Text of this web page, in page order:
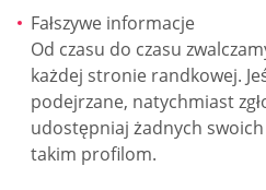
Fałszywe informacje
Od czasu do czasu
każdej stronie randkowej.
podejrzane, natychmiast
udostępniaj żadnych
takim profilom.